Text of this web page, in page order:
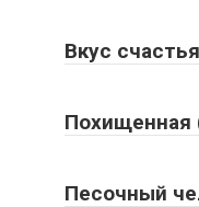
Вкус
Похищенная
Песочный